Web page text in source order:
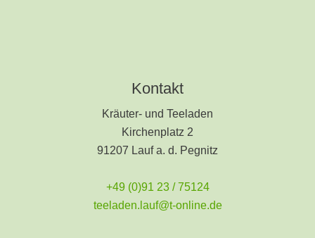
Kontakt
Kräuter- und Teeladen
Kirchenplatz 2
91207 Lauf a. d. Pegnitz
+49 (0)91 23 / 75124
teeladen.lauf@t-online.de